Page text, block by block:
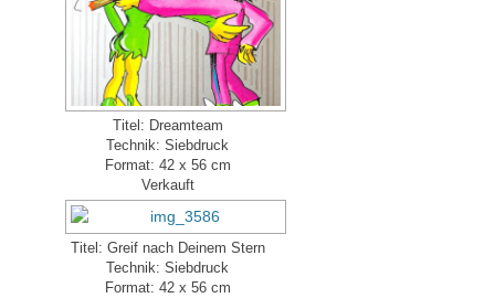
Titel: Dreamteam
Technik: Siebdruck
Format: 42 x 56 cm
Verkauft
Titel: Greif nach Deinem Stern
Technik: Siebdruck
Format: 42 x 56 cm